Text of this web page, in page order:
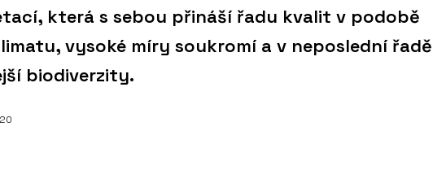
která s sebou přináší řadu kvalit v podobě
vysoké míry soukromí a v neposlední řadě
biodiverzity.